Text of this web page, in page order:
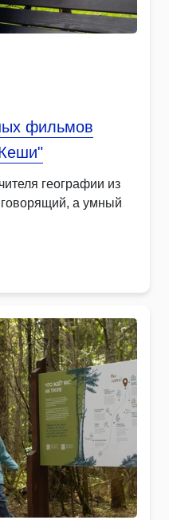
фильмов
географии из
а умный